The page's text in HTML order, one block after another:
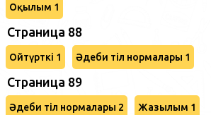
Оқылым 1
Страница 88
Ойтүрткі 1 Әдеби тіл нормалары 1
Страница 89
Әдеби тіл нормалары 2 Жазылым 1